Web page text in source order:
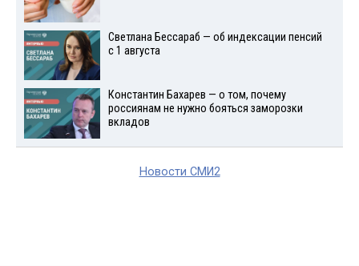
Светлана Бессараб — об индексации пенсий
с 1 августа
Константин Бахарев — о том, почему
россиянам не нужно бояться заморозки
вкладов
Новости СМИ2